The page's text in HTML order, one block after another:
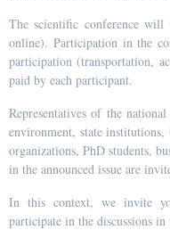
The scientific conference
online). Participation in the
participation (transportation,
paid by each participant.
Representatives of the
environment, state
organizations, PhD students,
in the announced issue are
In this context, we invite
participate in the discussions in